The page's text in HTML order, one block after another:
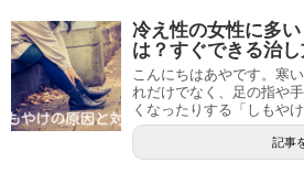
冷え性の女性に多
は？すぐできる治
こんにちはあやです。寒
れだけでなく、足の指や
くなったりする「しもや
記事